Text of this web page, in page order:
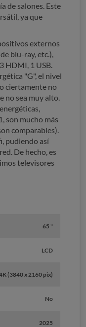
de salones. Este
ya que
externos
blu-ray, etc.),
HDMI, 1 USB.
"G", el nivel
ciertamente no
no sea muy alto.
son mucho más
comparables).
pudiendo así
De hecho, es
televisores
65 "
LCD
(3840 x 2160 pix)
No
2025